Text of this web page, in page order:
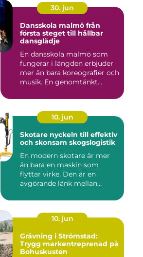
30. jun
Dansskola malmö från
första steget till hållbar
dansglädje
En dansskola malmö som
fungerar i längden erbjuder
mer än bara koreografier och
musik. En genomtänkt...
10. jun
Skotare nyckeln till effektiv
och skonsam skogslogistik
En modern skotare är mer
än bara en maskin som
flyttar virke. Den är en
avgörande länk mellan
10. jun
Grävning i Strömstad:
Trygg markentreprenad på
Bohuskusten